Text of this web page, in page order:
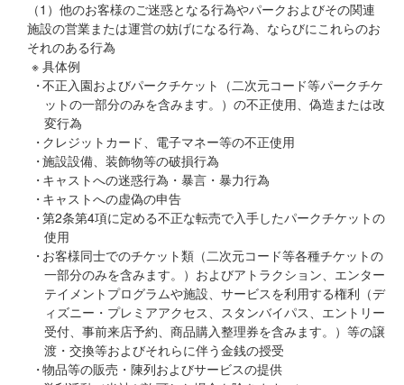
（1）他のお客様のご迷惑となる行為やパークおよびその関連
施設の営業または運営の妨げになる行為、ならびにこれらのお
それのある行為
※ 具体例
不正入園およびパークチケット（二次元コード等パークチケ
ットの一部分のみを含みます。）の不正使用、偽造または改
変行為
クレジットカード、電子マネー等の不正使用
施設設備、装飾物等の破損行為
キャストへの迷惑行為・暴言・暴力行為
キャストへの虚偽の申告
第2条第4項に定める不正な転売で入手したパークチケットの
使用
お客様同士でのチケット類（二次元コード等各種チケットの
一部分のみを含みます。）およびアトラクション、エンター
テイメントプログラムや施設、サービスを利用する権利（デ
ィズニー・プレミアアクセス、スタンバイパス、エントリー
受付、事前来店予約、商品購入整理券を含みます。）等の譲
渡・交換等およびそれらに伴う金銭の授受
物品等の販売・陳列およびサービスの提供